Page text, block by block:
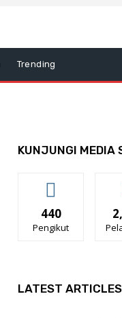
Trending
KUNJUNGI MEDIA
440
Pengikut
LATEST ARTICLES